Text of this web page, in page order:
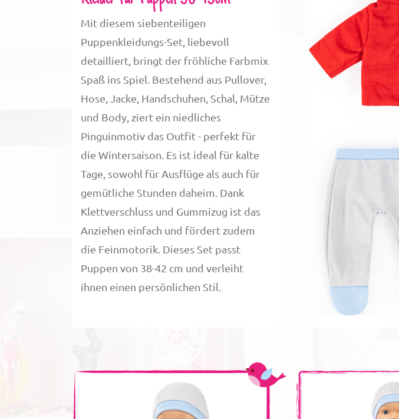
Mit diesem siebenteiligen
Puppenkleidungs-Set, liebevoll
detailliert, bringt der fröhliche Farbmix
Spaß ins Spiel. Bestehend aus Pullover,
Hose, Jacke, Handschuhen, Schal, Mütze
und Body, ziert ein niedliches
Pinguinmotiv das Outfit - perfekt für
die Wintersaison. Es ist ideal für kalte
Tage, sowohl für Ausflüge als auch für
gemütliche Stunden daheim. Dank
Klettverschluss und Gummizug ist das
Anziehen einfach und fördert zudem
die Feinmotorik. Dieses Set passt
Puppen von 38-42 cm und verleiht
ihnen einen persönlichen Stil.